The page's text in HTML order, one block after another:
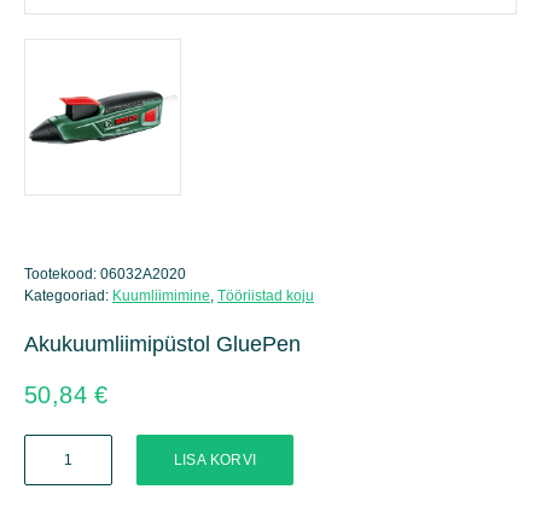
Tootekood: 06032A2020
Kategooriad: Kuumliimimine Tööriistad koju
Akukuumliimipüstol GluePen
50,84€
GluePen
kogus
LISA KORVI